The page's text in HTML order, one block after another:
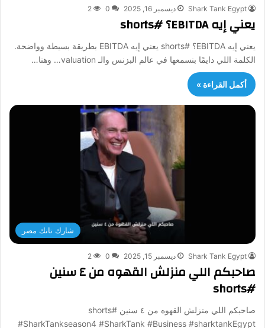
Shark Tank Egypt ديسمبر 16, 2025 0
2
يعني إيه EBITDA؟ #shorts
يعني إيه EBITDA؟ #shorts يعني إيه EBITDA بطريقة بسيطة وواضحة.
الكلمة اللي دايمًا بنسمعها في عالم البزنس والـ valuation… وهنا…
أكمل القراءة »
شارك تانك مصر
Shark Tank Egypt ديسمبر 15, 2025 0
2
صاحبكم اللي منزلش القهوه من ٤ سنين
#shorts
صاحبكم اللي منزلش القهوه من ٤ سنين #shorts
#SharkTankseason4 #SharkTank #Business #sharktankEgypt